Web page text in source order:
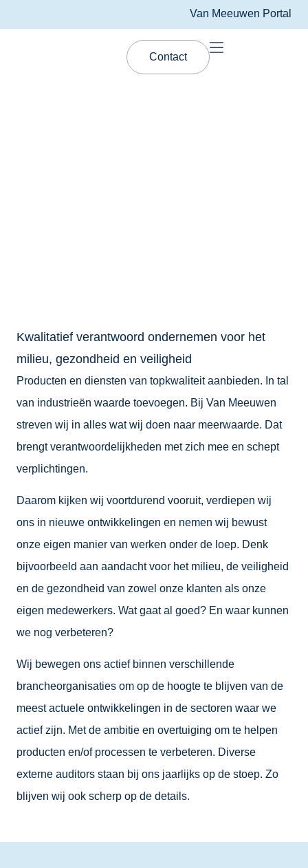
Van Meeuwen Portal
Contact
Kwalitatief verantwoord ondernemen voor het
milieu, gezondheid en veiligheid
Producten en diensten van topkwaliteit aanbieden. In tal
van industrieën waarde toevoegen. Bij Van Meeuwen
streven wij in alles wat wij doen naar meerwaarde. Dat
brengt verantwoordelijkheden met zich mee en schept
verplichtingen.
Daarom kijken wij voortdurend vooruit, verdiepen wij
ons in nieuwe ontwikkelingen en nemen wij bewust
onze eigen manier van werken onder de loep. Denk
bijvoorbeeld aan aandacht voor het milieu, de veiligheid
en de gezondheid van zowel onze klanten als onze
eigen medewerkers. Wat gaat al goed? En waar kunnen
we nog verbeteren?
Wij bewegen ons actief binnen verschillende
brancheorganisaties om op de hoogte te blijven van de
meest actuele ontwikkelingen in de sectoren waar we
actief zijn. Met de ambitie en overtuiging om te helpen
producten en/of processen te verbeteren. Diverse
externe auditors staan bij ons jaarlijks op de stoep. Zo
blijven wij ook scherp op de details.